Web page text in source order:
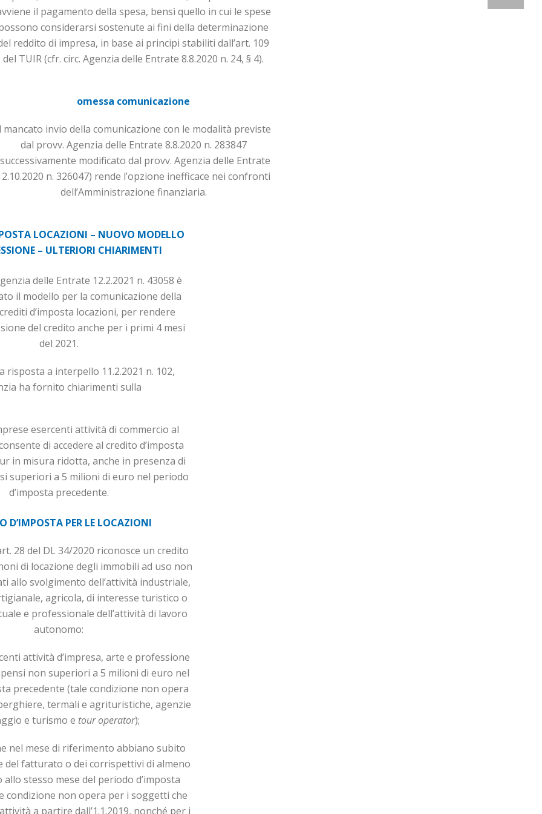
il pagamento della spesa, bensì quello in cui le spese
considerarsi so­stenute ai fini della determinazione
reddito di impresa, in base ai principi stabiliti dall’art. 109
del TUIR (cfr. circ. Agenzia delle Entrate 8.8.2020 n. 24, § 4).
omessa comunicazione
mancato invio della comunicazione con le modalità previste
dal provv. Agenzia delle Entrate 8.8.2020 n. 283847
modificato dal provv. Agenzia delle En­trate
n. 326047) rende l’opzione inefficace nei confronti
dell’Ammini­stra­zio­ne finanziaria.
LOCAZIONI – NUOVO MODELLO
– ULTERIORI CHIARIMENTI
delle Entrate 12.2.2021 n. 43058 è
il modello per la comunicazione della
d’imposta locazioni, per rendere
del credito anche per i primi 4 mesi
del 2021.
risposta a interpello 11.2.2021 n. 102,
ha fornito chiarimenti sulla
esercenti attività di commercio al
di ac­ce­dere al credito d’imposta
in misura ridotta, anche in presenza di
superiori a 5 milioni di euro nel periodo
d’imposta precedente.
D’IMPOSTA PER LE LOCAZIONI
28 del DL 34/2020 riconosce un credito
di lo­cazione degli immobili ad uso non
allo svolgimento dell’attività in­du­striale,
agricola, di interesse turistico o
e professionale dell’attività di lavoro
autonomo:
attività d’impresa, arte e professione
non superiori a 5 milioni di euro nel
precedente (tale condi­zio­ne non opera
termali e agrituristiche, agenzie
e turismo e tour operator);
nel mese di riferimento abbiano subito
del fat­turato o dei corrispettivi di almeno
stesso mese del periodo d’imposta
condizione non opera per i soggetti che
a partire dall’1.1.2019, nonché per i